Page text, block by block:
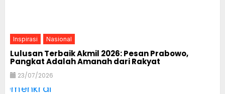
Inspirasi Nasional
Lulusan Terbaik Akmil 2026: Pesan Prabowo,
Pangkat Adalah Amanah dari Rakyat
23/07/2026